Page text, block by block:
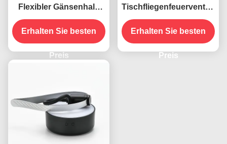
Flexibler Gänsenhals
USB-betriebene
Hängende Fliegenfallen
Insektenschutzventilator
Erhalten Sie besten
Preis
Tischfliegenfeuerventilator
mit weichen Klingen
hält Fliegen in Innen-
und Außenräumen fern
Erhalten Sie besten
Preis